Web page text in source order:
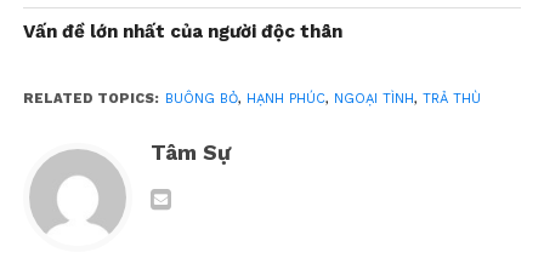
không phải lúc nào cũng diễn ra theo ý muốn. Sau
7 năm chung sống, chị B phát hiện chồng ngoại
chén giúp. Trong lúc ấy, một tin nhắn lạ hiện lên
trên màn hình điện thoại của chồng:
Vấn đề lớn nhất của người độc thân
RELATED TOPICS: BUÔNG BỎ, HẠNH PHÚC, NGOẠI TÌNH, TRẢ THÙ
Tâm Sự